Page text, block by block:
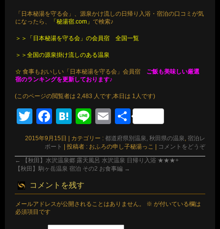
「日本秘湯を守る会」、源泉かけ流しの日帰り入浴・宿泊の口コミが気
になったら、
「秘湯宿.com」で検索♪
＞＞「日本秘湯を守る会」の会員宿 全国一覧
＞＞全国の源泉掛け流しのある温泉
☆ 食事もおいしい「日本秘湯を守る会」会員宿 ご飯も美味しい厳選
宿のランキングを更新しております♪
(このページの閲覧者は 2,483 人です,本日は 1人です)
TwitterFacebook
Hatena
LineEmail
共
有
2015年9月15日 カテゴリー : 都道府県別温泉, 秋田県の温泉, 宿泊レ
ポート
投稿者 : おふろの申し子秘湯っこ
コメントをどうぞ
←
【秋田】水沢温泉郷 露天風呂 水沢温泉 日帰り入浴 ★★★+
【秋田】駒ヶ岳温泉 宿泊 その2 お食事編 →
コメントを残す
メールアドレスが公開されることはありません。 ※ が付いている欄は
必須項目です